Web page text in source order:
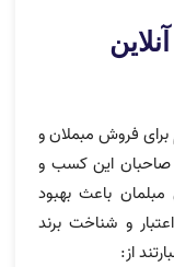
فروش مبملان و
صاحبان این کسب و
باعث بهبود
و شناخت برند
از: